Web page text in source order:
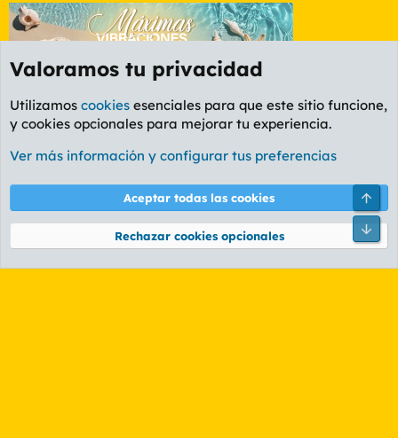
Etiquetas
Cookies
PL OLDSTYLE AMARILLO
Términos y reglas Política de privacidad Ayuda
Community platform by XenForo® © 2010-2026 XenForo Ltd.
Valoramos tu privacidad
Utilizamos cookies esenciales para que este sitio funcione,
y cookies opcionales para mejorar tu experiencia.
Ver más información y configurar tus preferencias
Aceptar todas las cookies
Rechazar cookies opcionales
Pie